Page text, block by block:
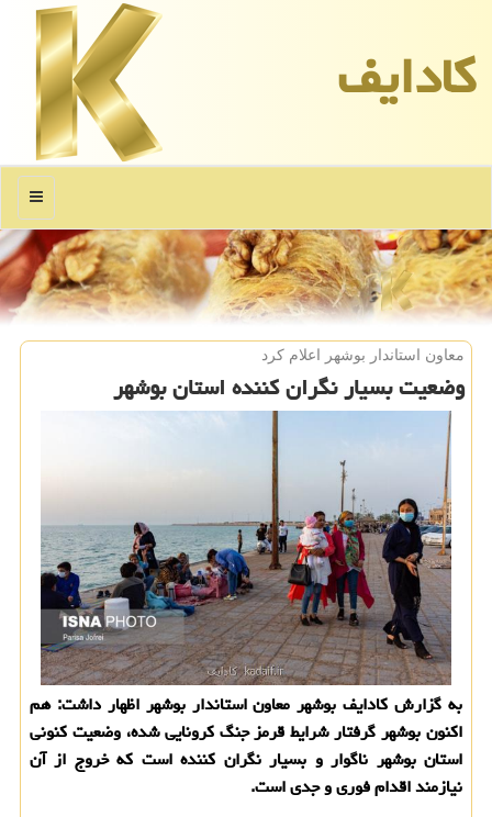
كادایف
منو
معاون استاندار بوشهر اعلام كرد
وضعیت بسیار نگران كننده استان بوشهر
به گزارش کادایف بوشهر معاون استاندار بوشهر اظهار داشت: هم
اکنون بوشهر گرفتار شرایط قرمز جنگ کرونایی شده، وضعیت کنونی
استان بوشهر ناگوار و بسیار نگران کننده است که خروج از آن
نیازمند اقدام فوری و جدی است.